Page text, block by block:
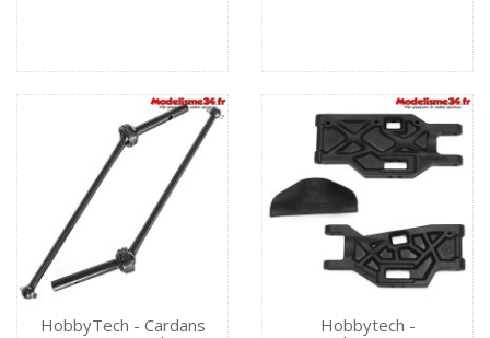
HobbyTech - Cardans
Hobbytech -